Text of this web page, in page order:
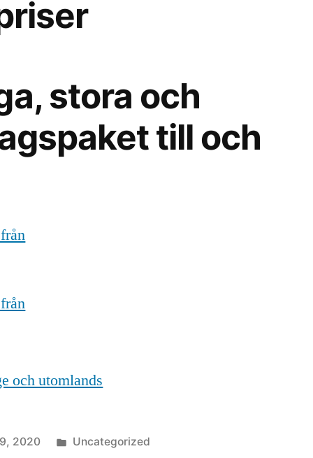
stora och
till och
och utomlands
2020
Posted
Uncategorized